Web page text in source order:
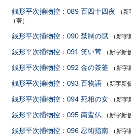
銭形平次捕物控：089 百四十四夜 （
（著）
銭形平次捕物控：090 禁制の賦 （新字
銭形平次捕物控：091 笑い茸 （新字新
銭形平次捕物控：092 金の茶釜 （新字
銭形平次捕物控：093 百物語 （新字新
銭形平次捕物控：094 死相の女 （新字
銭形平次捕物控：095 南蛮仏 （新字新
銭形平次捕物控：096 忍術指南 （新字